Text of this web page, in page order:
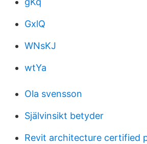
GxlQ
WNsKJ
wtYa
Ola svensson
Självinsikt betyder
Revit architecture certified